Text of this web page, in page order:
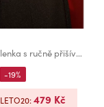
Černá halenka s ručně přišívanými korálky Moodo
-19%
479 Kč